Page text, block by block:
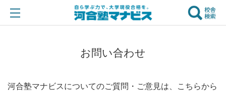
お問い合わせ
河合塾マナビスについてのご質問・ご意見は、こちらから